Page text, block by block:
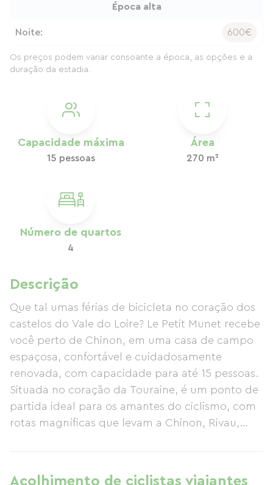
Capacidade máxima
15 pessoas
Área
270 m²
Número de quartos
4
Descrição
Que tal umas férias de bicicleta no coração dos
castelos do Vale do Loire? Le Petit Munet recebe
você perto de Chinon, em uma casa de campo
espaçosa, confortável e cuidadosamente
renovada, com capacidade para até 15 pessoas.
Situada no coração da Touraine, é um ponto de
partida ideal para os amantes do ciclismo, com
rotas magníficas que levam a Chinon, Rivau,
inteira ou escolha uma das duas acomodações
Acolhimento de ciclistas viajantes
Época alta
Noite: 600€
Os preços podem variar consoante a época, as opções e a
duração da estadia.